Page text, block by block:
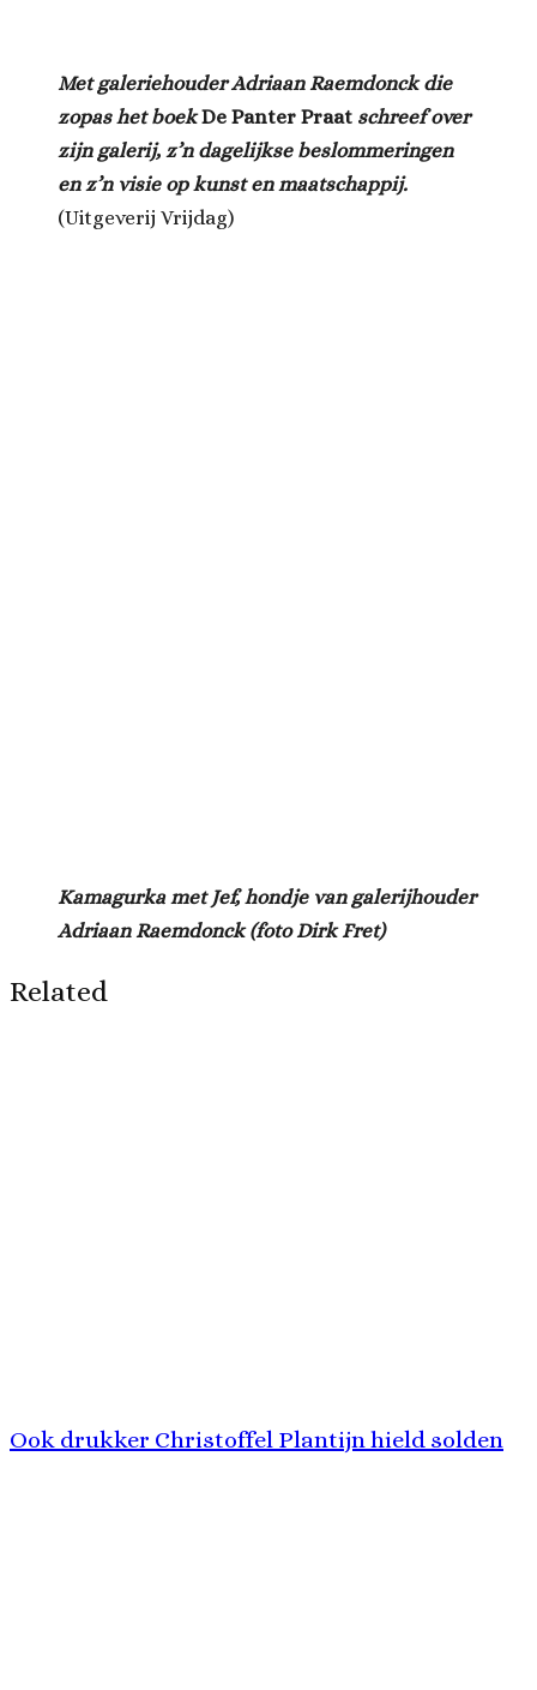
Met galeriehouder Adriaan Raemdonck die
zopas het boekDe Panter Praat schreef over
zijn galerij, z’n dagelijkse beslommeringen
en z’n visie op kunst en maatschappij.
(Uitgeverij Vrijdag)
Kamagurka met Jef, hondje van galerijhouder
Adriaan Raemdonck (foto Dirk Fret)
Related
Ook drukker Christoffel Plantijn hield solden